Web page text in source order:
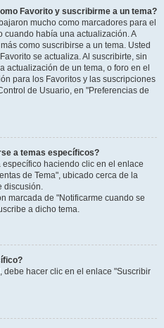
Favorito y suscribirme a un tema?
mucho como marcadores para el
cuando había una actualización. A
como suscribirse a un tema. Usted
se actualiza. Al suscribirte, sin
actualización de un tema, o foro en el
para los Favoritos y las suscripciones
de Usuario, en "Preferencias de
a temas específicos?
haciendo clic en el enlace
de Tema", ubicado cerca de la
discusión.
marcada de "Notificarme cuando se
a dicho tema.
debe hacer clic en el enlace "Suscribir